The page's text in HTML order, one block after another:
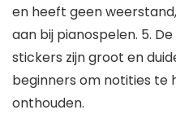
en heeft geen
aan bij pianospelen. 5.
stickers zijn groot en
beginners om notities te
onthouden.